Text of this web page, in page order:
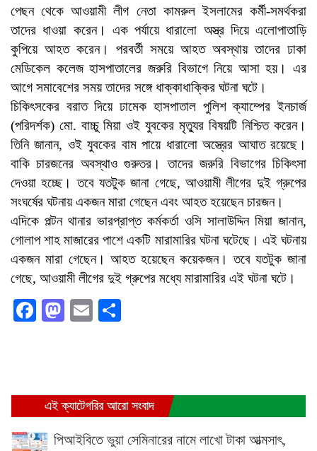
পেছন থেকে আওয়ামী লীগ নেতা কামরুল ইসলামের কর্মী-সমর্থকরা
তাদের ধাওয়া করেন। এক পর্যায়ে ধারালো অস্ত্র দিয়ে এলোপাতাড়ি
কুপিয়ে আহত করেন। পরবর্তী সময়ে আহত অবস্থায় তাদের ঢাকা
মেডিকেল কলেজ হাসপাতালের জরুরি বিভাগে নিয়ে আসা হয়। এর
আগে সমাবেশের সময় তাদের সঙ্গে ধাক্কাধাক্কির ঘটনা ঘটে।
চিকিৎসকের বরাত দিয়ে ঢামেক হাসপাতাল পুলিশ ক্যাম্পের ইনচার্জ
(পরিদর্শক) মো. বাচ্চু মিয়া ওই যুবকের মৃত্যুর বিষয়টি নিশ্চিত করেন।
তিনি জানান, ওই যুবকের বাম পায়ে ধারালো অস্ত্রের আঘাত রয়েছে।
বাকি চারজনের অবস্থাও গুরুতর। তাদের জরুরি বিভাগের চিকিৎসা
দেওয়া হচ্ছে। তবে যতটুক জানা গেছে, আওয়ামী লীগের দুই গ্রুপের
সংঘর্ষের ঘটনায় একজন মারা গেছেন এবং আহত হয়েছেন চারজন।
এদিকে পল্টন থানার ভারপ্রাপ্ত কর্মকর্তা ওসি সালাউদ্দিন মিয়া জানান,
গোলাপ শাহ মাজারের পাশে একটি মারামারির ঘটনা ঘটেছে। এই ঘটনায়
একজন মারা গেছেন। আহত হয়েছেন কয়েকজন। তবে যতটুক জানা
গেছে, আওয়ামী লীগের দুই গ্রুপের মধ্যে মারামারির এই ঘটনা ঘটে।
Facebook
Mastodon
Email
এই ক্যাটেগরির আরো সংবাদ
পিআইবিতে ভুয়া সেমিনারের নামে লাখো টাকা আত্মসাৎ,